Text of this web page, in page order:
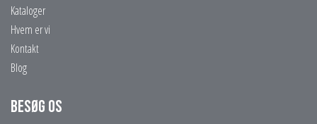
Kataloger
Hvem er vi
Kontakt
Blog
Besøg os